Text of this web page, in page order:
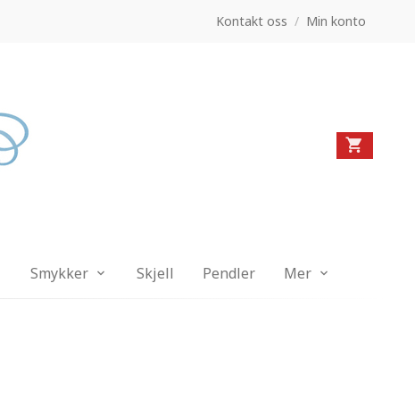
Kontakt oss / Min konto
Smykker Skjell Pendler Mer